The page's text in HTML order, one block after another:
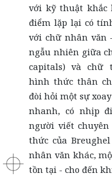
với kỹ thuật khắc
điểm lặp lại có
với chữ nhân văn
ngẫu nhiên giữa
capitals) và chữ
hình thức thân
đòi hỏi một sự
nhanh, có nhịp
người viết
thức của
nhân văn khác,
tồn tại - cho đến